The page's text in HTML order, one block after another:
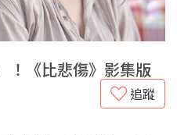
！《比悲傷》影集版
追蹤